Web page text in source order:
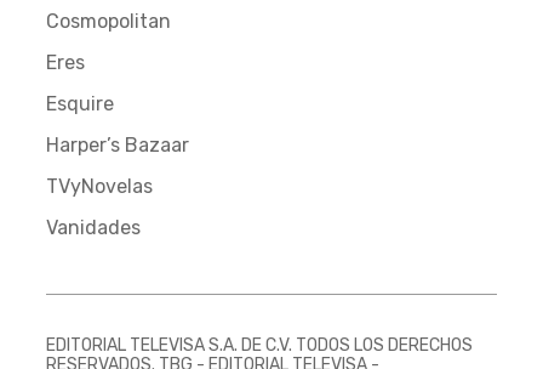
Cosmopolitan
Eres
Esquire
Harper’s Bazaar
TVyNovelas
Vanidades
EDITORIAL TELEVISA S.A. DE C.V. TODOS LOS DERECHOS